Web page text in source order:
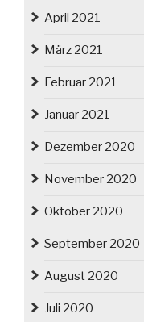
April 2021
März 2021
Februar 2021
Januar 2021
Dezember 2020
November 2020
Oktober 2020
September 2020
August 2020
Juli 2020